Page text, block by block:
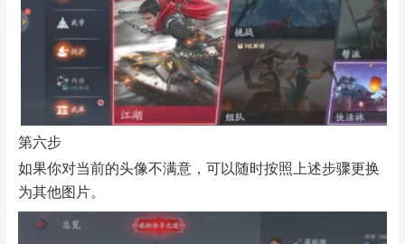
第六步
如果你对当前的头像不满意，可以随时按照上述步骤更换
为其他图片。